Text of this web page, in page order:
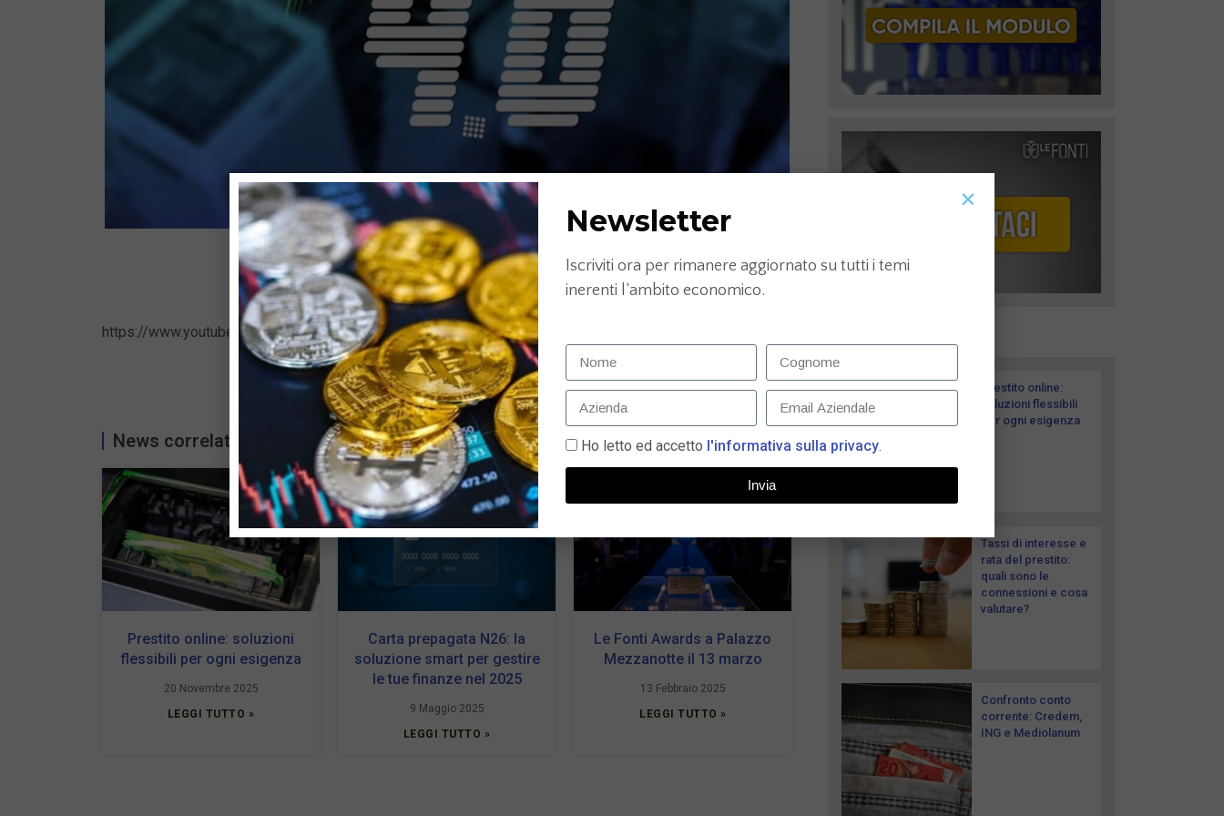
https://www.youtube.com/watch?v=0k9PNx-yG38&list=PLu6CXp1tqqhWXTalJjfVoI1NgrXrjIkJa&index=7
News correlate...
Prestito online: soluzioni
flessibili per ogni esigenza
20 Novembre 2025
LEGGI TUTTO »
Carta prepagata N26: la
soluzione smart per gestire
le tue finanze nel 2025
9 Maggio 2025
LEGGI TUTTO »
Le Fonti Awards a Palazzo
Mezzanotte il 13 marzo
13 Febbraio 2025
LEGGI TUTTO »
Prestito online:
soluzioni flessibili
per ogni esigenza
Tassi di interesse e
rata del prestito:
quali sono le
connessioni e cosa
valutare?
Confronto conto
corrente: Credem,
ING e Mediolanum
Newsletter
Iscriviti ora per rimanere aggiornato su tutti i temi
inerenti l’ambito economico.
Ho letto ed accetto l'informativa sulla privacy.
Invia